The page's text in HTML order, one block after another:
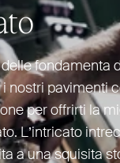
fon­damenta
nostri pavimenti
per offrirti la
L’in­tricato
a una squisita